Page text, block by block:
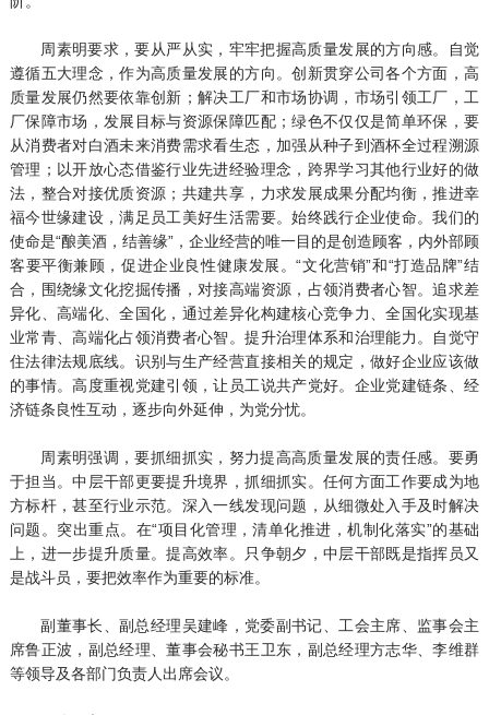
周素明要求，要从严从实，牢牢把握高质量发展的方向感。自觉
遵循五大理念，作为高质量发展的方向。创新贯穿公司各个方面，高
质量发展仍然要依靠创新；解决工厂和市场协调，市场引领工厂，工
厂保障市场，发展目标与资源保障匹配；绿色不仅仅是简单环保，要
从消费者对白酒未来消费需求看生态，加强从种子到酒杯全过程溯源
管理；以开放心态借鉴行业先进经验理念，跨界学习其他行业好的做
法，整合对接优质资源；共建共享，力求发展成果分配均衡，推进幸
福今世缘建设，满足员工美好生活需要。始终践行企业使命。我们的
使命是“酿美酒，结善缘”，企业经营的唯一目的是创造顾客，内外部顾
客要平衡兼顾，促进企业良性健康发展。“文化营销”和“打造品牌”结
合，围绕缘文化挖掘传播，对接高端资源，占领消费者心智。追求差
异化、高端化、全国化，通过差异化构建核心竞争力、全国化实现基
业常青、高端化占领消费者心智。提升治理体系和治理能力。自觉守
住法律法规底线。识别与生产经营直接相关的规定，做好企业应该做
的事情。高度重视党建引领，让员工说共产党好。企业党建链条、经
济链条良性互动，逐步向外延伸，为党分忧。
周素明强调，要抓细抓实，努力提高高质量发展的责任感。要勇
于担当。中层干部更要提升境界，抓细抓实。任何方面工作要成为地
方标杆，甚至行业示范。深入一线发现问题，从细微处入手及时解决
问题。突出重点。在“项目化管理，清单化推进，机制化落实”的基础
上，进一步提升质量。提高效率。只争朝夕，中层干部既是指挥员又
是战斗员，要把效率作为重要的标准。
副董事长、副总经理吴建峰，党委副书记、工会主席、监事会主
席鲁正波，副总经理、董事会秘书王卫东，副总经理方志华、李维群
等领导及各部门负责人出席会议。